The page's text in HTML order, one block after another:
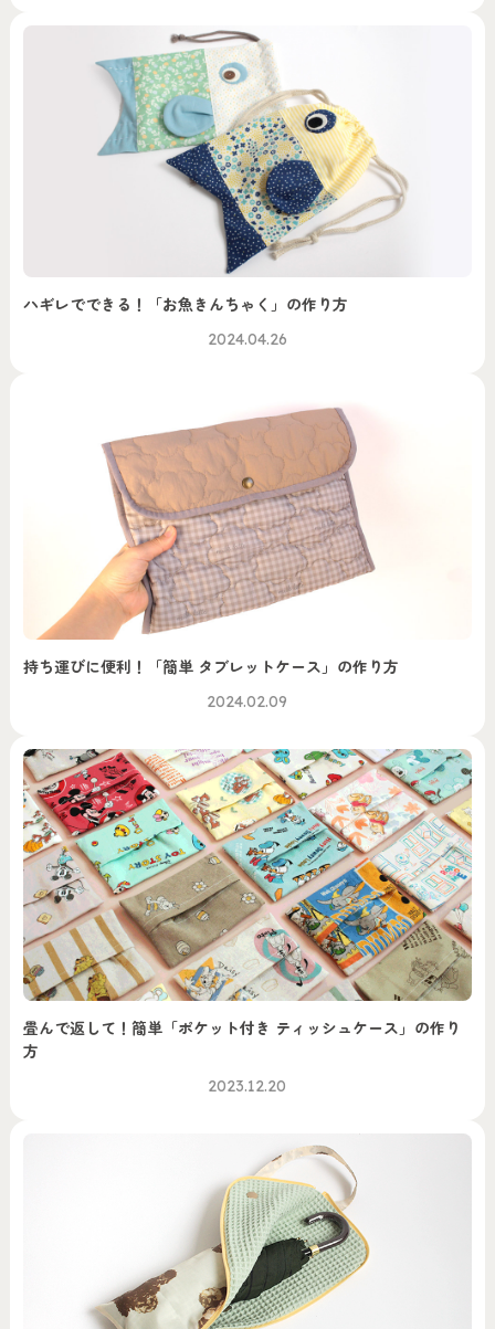
ハギレでできる！「お魚きんちゃく」の作り方
2024.04.26
持ち運びに便利！「簡単 タブレットケース」の作り方
2024.02.09
畳んで返して！簡単「ポケット付き ティッシュケース」の作り
方
2023.12.20